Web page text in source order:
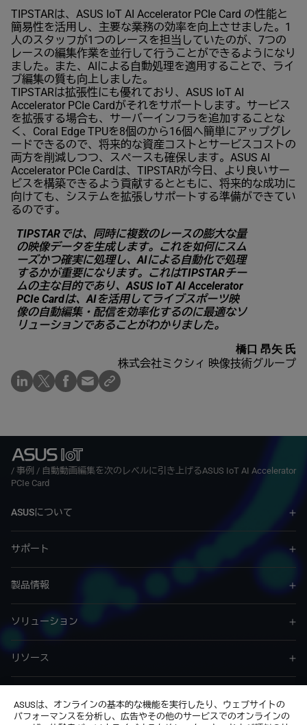
ASUSは、オンラインの基本的な機能を実行したり、ウェブサイトの
パフォーマンスを分析し、広告やその他のサービスでのオンラインの
TIPSTARは、ASUS IoT AI Accelerator PCIe Card の性能と
簡易性を活用し、主要な業務の効率を向上させました。1
人のスタッフが1つのレースを担当していたのが、7つの
レースの編集作業を並行して行うことができるようになり
ました。また、AIによる自動処理を適用することで、ライ
ブ編集の質も向上しました。
TIPSTARは拡張性にも優れており、ASUS IoT AI
Accelerator PCIe Cardがそれをサポートします。サービス
を拡張する場合も、サーバーインフラを追加することな
く、Coral Edge TPUを8個のから16個へ簡単にアップグレ
ードできるので、将来的な資産コストとサービスコストの
両方を削減しつつ、スペースも確保します。ASUS AI
Accelerator PCIe Cardは、TIPSTARが今日、より良いサー
ビスを構築できるよう貢献するとともに、将来的な成功に
向けても、システムを拡張しサポートする準備ができてい
るのです。
TIPSTARでは、同時に複数のレースの膨大な量
の映像データを生成します。これを如何にスム
ーズかつ確実に処理し、AIによる自動化で処理
するかが重要になります。これはTIPSTARチー
ムの主な目的であり、ASUS IoT AI Accelerator
PCIe Cardは、AIを活用してライブスポーツ映
像の自動編集・配信を効率化するのに最適なソ
リューションであることがわかりました。
橋口 昂矢 氏
株式会社ミクシィ 映像技術グループ
/ 事例 / 自動動画編集を次のレベルに引き上げるASUS IoT AI Accelerator
PCIe Card
ASUSについて
サポート
製品情報
ソリューション
リソース